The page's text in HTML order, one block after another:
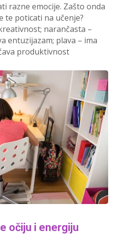
razne emocije. Zašto onda
te poticati na učenje?
narančasta –
entuzijazam; plava – ima
produktivnost
očiju i energiju